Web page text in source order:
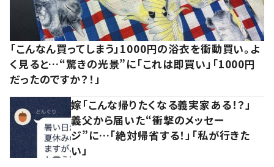
「こんなん買ってしまう」1000円の浴衣を衝動買い。よ
く見ると…“驚きの光景”に「これは即買い」「1000円
だったのですか？！」
嫁「こんな帰りたくなる義実家ある！？」
義父から届いた“衝撃のメッセー
ジ”に…「絶対帰省する！」「私が行きた
い」